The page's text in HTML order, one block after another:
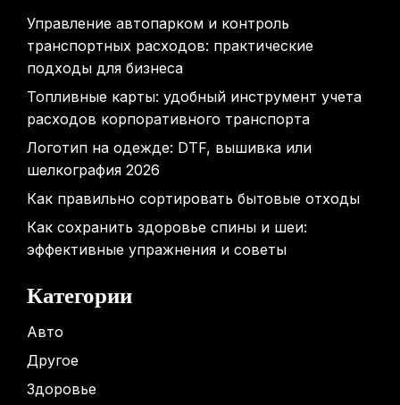
Управление автопарком и контроль
транспортных расходов: практические
подходы для бизнеса
Топливные карты: удобный инструмент учета
расходов корпоративного транспорта
Логотип на одежде: DTF, вышивка или
шелкография 2026
Как правильно сортировать бытовые отходы
Как сохранить здоровье спины и шеи:
эффективные упражнения и советы
Категории
Авто
Другое
Здоровье